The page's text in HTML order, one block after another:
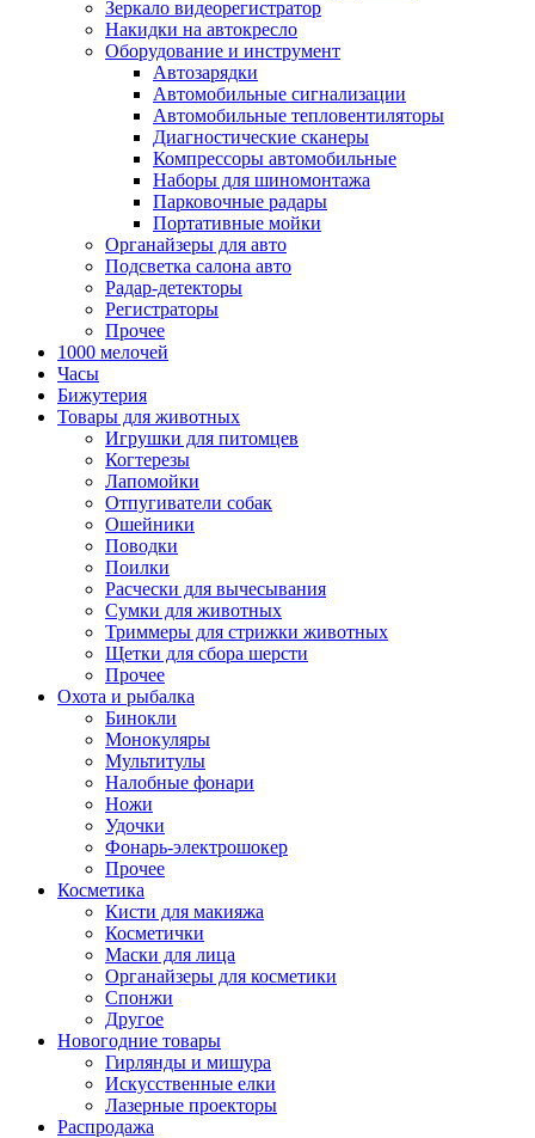
Зеркало видеорегистратор
Накидки на автокресло
Оборудование и инструмент
Автозарядки
Автомобильные сигнализации
Автомобильные тепловентиляторы
Диагностические сканеры
Компрессоры автомобильные
Наборы для шиномонтажа
Парковочные радары
Портативные мойки
Органайзеры для авто
Подсветка салона авто
Радар-детекторы
Регистраторы
Прочее
1000 мелочей
Часы
Бижутерия
Товары для животных
Игрушки для питомцев
Когтерезы
Лапомойки
Отпугиватели собак
Ошейники
Поводки
Поилки
Расчески для вычесывания
Сумки для животных
Триммеры для стрижки животных
Щетки для сбора шерсти
Прочее
Охота и рыбалка
Бинокли
Монокуляры
Мультитулы
Налобные фонари
Ножи
Удочки
Фонарь-электрошокер
Прочее
Косметика
Кисти для макияжа
Косметички
Маски для лица
Органайзеры для косметики
Спонжи
Другое
Новогодние товары
Гирлянды и мишура
Искусственные елки
Лазерные проекторы
Распродажа